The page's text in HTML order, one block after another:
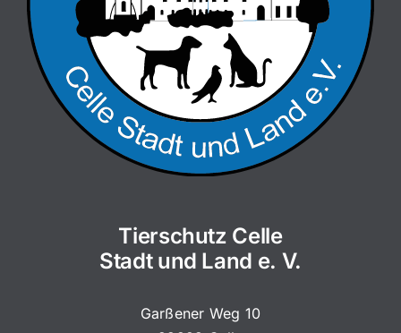
Tierschutz Celle
Stadt und Land e. V.
Garßener Weg 10